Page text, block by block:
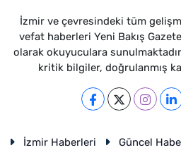
İzmir ve çevresindeki tüm
vefat haberleri Yeni Bakış
olarak okuyuculara
kritik bilgiler, doğrulanmış
İzmir Haberleri
Güncel